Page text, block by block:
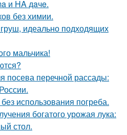
и HA дaчe.
без химии.
идеально подходящих
мальчика!
посева перечной рассады:
использования погреба.
богатого урожая лука:
стол.